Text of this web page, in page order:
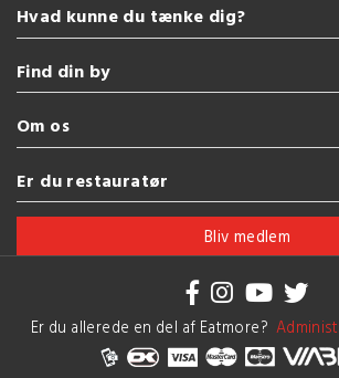
Hvad kunne du tænke dig?
Takeaway
Grill
Vegetarisk
Sushi
Se flere køkkener
Find din by
Sønderborg
Kolding
Esbjerg
Vejle
Om os
Handelsbetingelser
Brug af cookies
Er du restauratør
Bliv medlem
Er du allerede en del af Eatmore?